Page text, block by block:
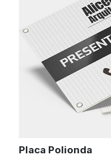
Placa Polionda